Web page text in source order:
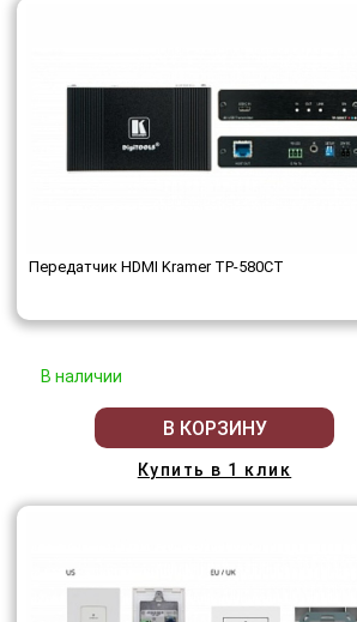
Передатчик HDMI Kramer TP-580CТ
В наличии
В КОРЗИНУ
Купить в 1 клик